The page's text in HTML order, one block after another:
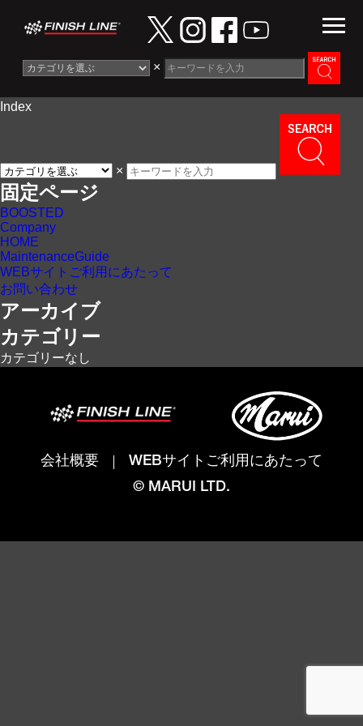
×
Information
Maintenance Guide
Contact
Index
×
固定ページ
BOOSTED
Company
HOME
MaintenanceGuide
WEBサイトご利用にあたって
お問い合わせ
アーカイブ
カテゴリー
カテゴリーなし
会社概要
WEBサイトご利用にあたって
© MARUI LTD.